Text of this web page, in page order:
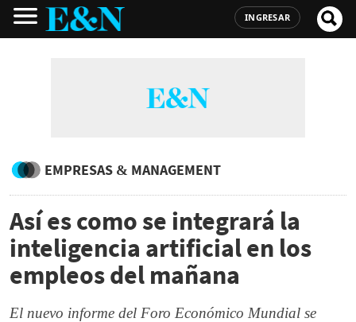
INGRESAR
EMPRESAS & MANAGEMENT
Así es como se integrará la
inteligencia artificial en los
empleos del mañana
El nuevo informe del Foro Económico Mundial se